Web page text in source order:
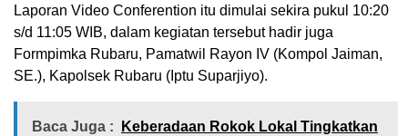
Laporan Video Conferention itu dimulai sekira pukul 10:20
s/d 11:05 WIB, dalam kegiatan tersebut hadir juga
Formpimka Rubaru, Pamatwil Rayon IV (Kompol Jaiman,
SE.), Kapolsek Rubaru (Iptu Suparjiyo).
Baca Juga :
Keberadaan Rokok Lokal Tingkatkan